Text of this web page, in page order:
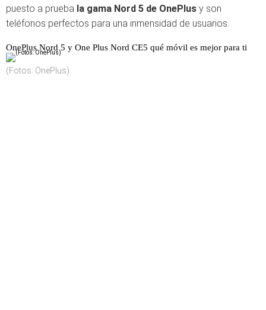
puesto a prueba la gama Nord 5 de OnePlus y son
teléfonos perfectos para una inmensidad de usuarios.
OnePlus Nord 5 y One Plus Nord CE5 qué móvil es mejor para ti
(Fotos: OnePlus)